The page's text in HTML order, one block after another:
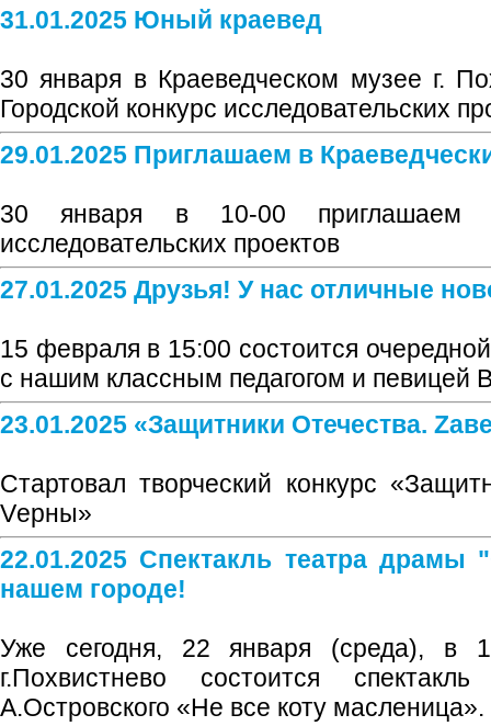
31.01.2025 Юный краевед
30 января в Краеведческом музее г.
Городской конкурс исследовательских
29.01.2025 Приглашаем в
30 января в 10-00 приглашаем
исследовательских проектов
27.01.2025 Друзья! У нас отличные
15 февраля в 15:00 состоится
с нашим классным педагогом и певицей
23.01.2025 «Защитники Отечества.
Стартовал творческий конкурс
Vерны»
22.01.2025 Спектакль театра
нашем городе!
Уже сегодня, 22 января (среда),
г.Похвистнево состоится
А.Островского «Не все коту масленица».